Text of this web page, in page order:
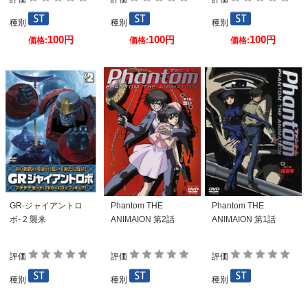
種別
価格:100円
種別
価格:100 円
種別
価格:100 円
GR-ジャイアントロ
ボ- 2 襲来
評価
種別
Phantom THE
ANIMAION 第2話
評価
種別
Phantom THE
ANIMAION 第1話
評価
種別